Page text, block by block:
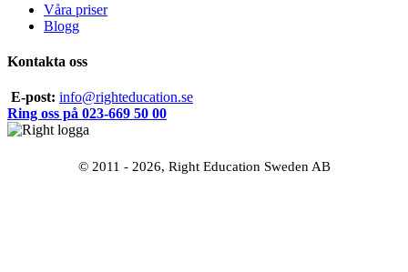
Våra priser
Blogg
Kontakta oss
E-post: info@righteducation.se
Ring oss på 023-669 50 00
© 2011 - 2026, Right Education Sweden AB